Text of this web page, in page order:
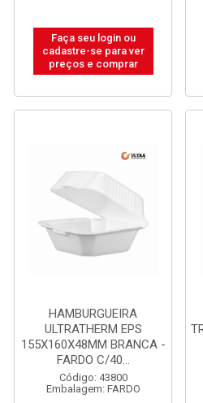
Faça seu login ou
cadastre-se para ver
preços e comprar
HAMBURGUEIRA
ULTRATHERM EPS
155X160X48MM BRANCA -
FARDO C/40...
Código: 43800
Embalagem: FARDO